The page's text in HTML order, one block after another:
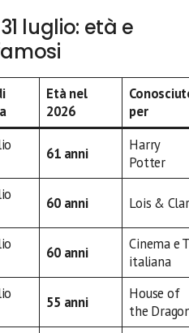
luglio: età e
Età nel
2026
per
61 anni
Harry
Potter
60 anni Lois &
60 anni
Cinema e
italiana
55 anni
House of
the